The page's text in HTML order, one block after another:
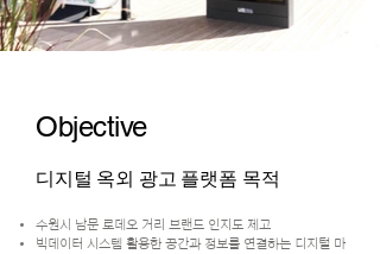
Objective
디지털 옥외 광고 플랫폼 목적
수원시 남문 로데오 거리 브랜드 인지도 제고
​빅데이터 시스템 활용한 공간과 정보를 연결하는 디지털 마